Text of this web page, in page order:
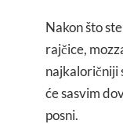
Nakon što
rajčice,
najkaloričniji
će sasvim
posni.